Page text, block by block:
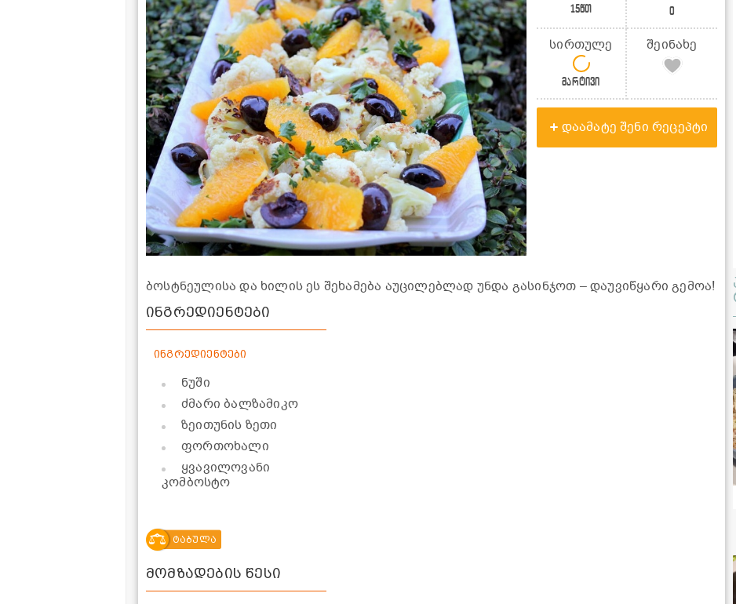
15წთ 0
სირთულე
მარტივი
შეინახე
დაამატე შენი რეცეპტი
ბოსტნეულისა და ხილის ეს შეხამება აუცილებლად უნდა გასინჯოთ – დაუვიწყარი გემოა!
ინგრედიენტები
ინგრედიენტები
ნუში
ძმარი ბალზამიკო
ზეითუნის ზეთი
ფორთოხალი
ყვავილოვანი
კომბოსტო
ტაბულა
მომზადების წესი